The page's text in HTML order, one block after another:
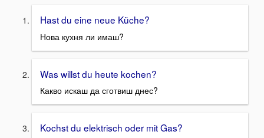
Hast du eine neue Küche?
Нова кухня ли имаш?
Was willst du heute kochen?
Какво искаш да сготвиш днес?
Kochst du elektrisch oder mit Gas?